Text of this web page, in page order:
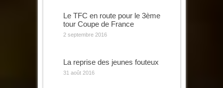
Le TFC en route pour le 3ème
tour Coupe de France
2 septembre 2016
La reprise des jeunes fouteux
31 août 2016